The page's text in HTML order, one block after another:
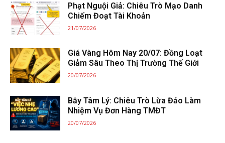
Phạt Nguội Giả: Chiêu Trò Mạo Danh
Chiếm Đoạt Tài Khoản
21/07/2026
Giá Vàng Hôm Nay 20/07: Đồng Loạt
Giảm Sâu Theo Thị Trường Thế Giới
20/07/2026
Bẫy Tâm Lý: Chiêu Trò Lừa Đảo Làm
Nhiệm Vụ Đơn Hàng TMĐT
20/07/2026